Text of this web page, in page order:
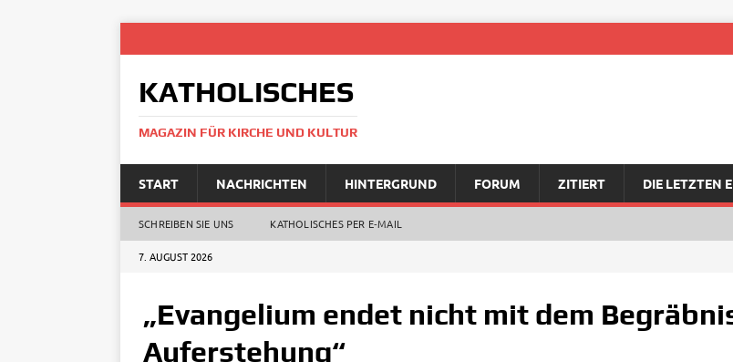
KATHOLISCHES
MAGAZIN FÜR KIRCHE UND KULTUR
START NACHRICHTEN HINTERGRUND FORUM ZITIERT DIE LETZTEN
SCHREIBEN SIE UNS KATHOLISCHES PER E‑MAIL
7. AUGUST 2026
„Evangelium endet nicht mit dem
Auferstehung“